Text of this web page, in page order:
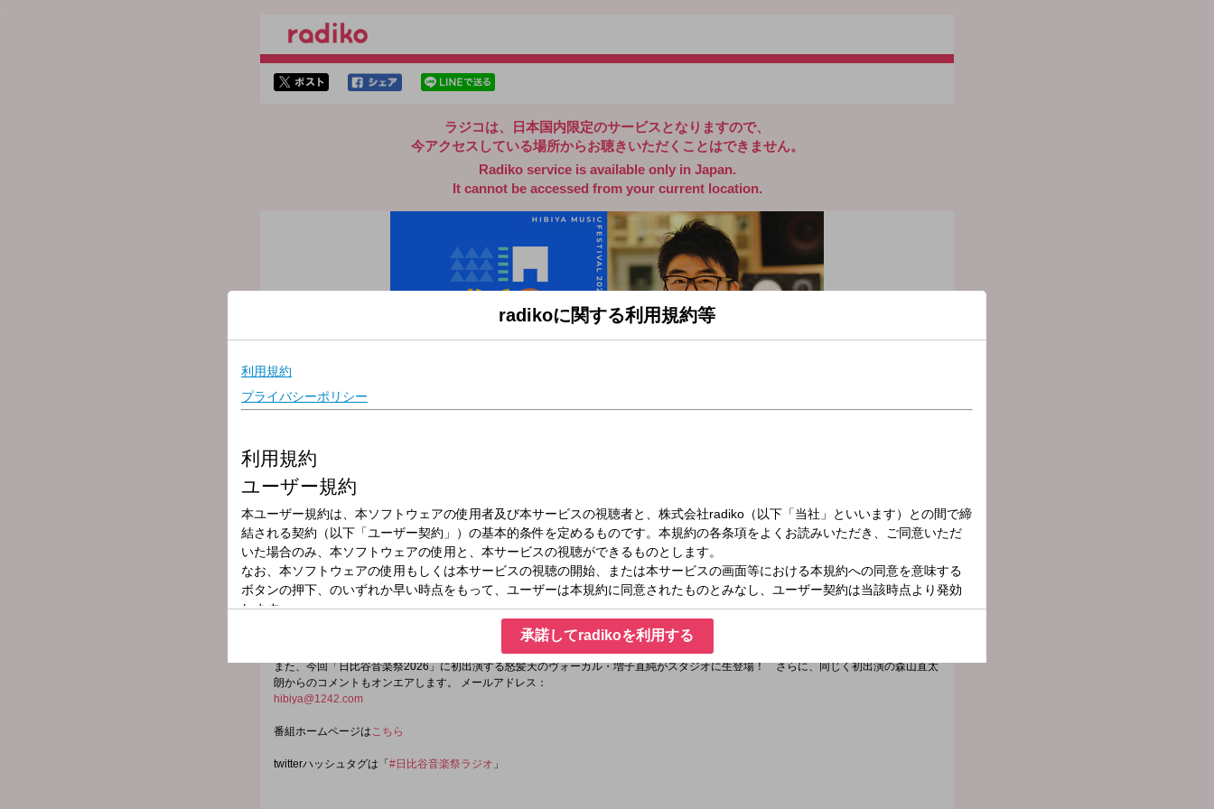
ラジコは、日本国内限定のサービスとなりますので、
今アクセスしている場所からお聴きいただくことはできません。
Radiko service is available only in Japan.
It cannot be accessed from your current location.
放送局
放送時間
2026年5月6日（水）13:00～14:30
番組名
ホリデースペシャル Road to 日比谷音楽祭2026
今年も5月30日（土）・5月31日（日）に開催されるボーダーレスな音楽祭「日比谷音楽祭 2026」の魅力を生放送でお伝えします！
番組のメインパーソナリティは「日比谷音楽祭」の実行委員長である音楽プロデューサー、ベーシストの亀田誠治、司会は吉田尚記アナ
また、今回「日比谷音楽祭2026」に初出演する怒髪天のヴォーカル・増子直純がスタジオに生登場！ さらに、同じく初出演の森山直太
朗からのコメントもオンエアします。 メールアドレス：
hibiya@1242.com
番組ホームページはこちら
twitterハッシュタグは「 #日比谷音楽祭ラジオ 」
radikoに関する利用規約等
承諾してradikoを利用する